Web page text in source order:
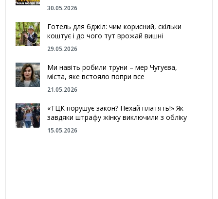
30.05.2026
Готель для бджіл: чим корисний, скільки
коштує і до чого тут врожай вишні
29.05.2026
Ми навіть робили труни – мер Чугуєва,
міста, яке встояло попри все
21.05.2026
«ТЦК порушує закон? Нехай платять!» Як
завдяки штрафу жінку виключили з обліку
15.05.2026